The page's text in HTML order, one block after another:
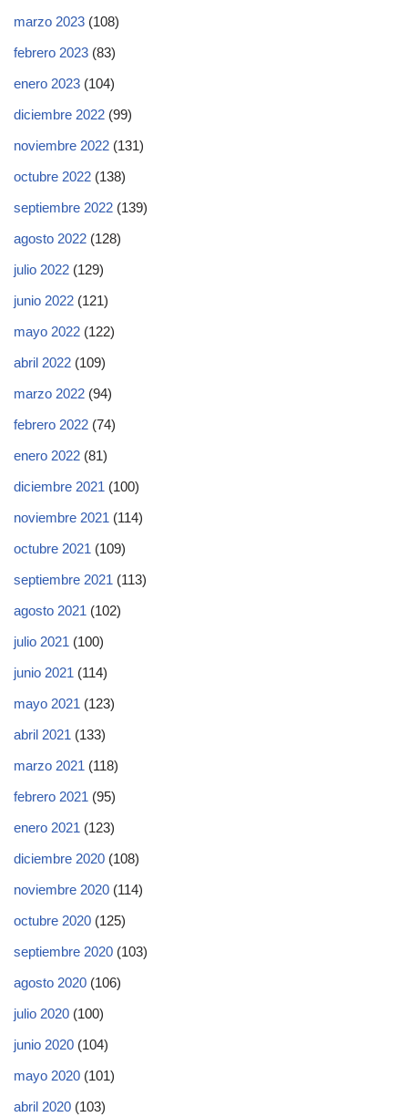
marzo 2023 (108)
febrero 2023 (83)
enero 2023 (104)
diciembre 2022 (99)
noviembre 2022 (131)
octubre 2022 (138)
septiembre 2022 (139)
agosto 2022 (128)
julio 2022 (129)
junio 2022 (121)
mayo 2022 (122)
abril 2022 (109)
marzo 2022 (94)
febrero 2022 (74)
enero 2022 (81)
diciembre 2021 (100)
noviembre 2021 (114)
octubre 2021 (109)
septiembre 2021 (113)
agosto 2021 (102)
julio 2021 (100)
junio 2021 (114)
mayo 2021 (123)
abril 2021 (133)
marzo 2021 (118)
febrero 2021 (95)
enero 2021 (123)
diciembre 2020 (108)
noviembre 2020 (114)
octubre 2020 (125)
septiembre 2020 (103)
agosto 2020 (106)
julio 2020 (100)
junio 2020 (104)
mayo 2020 (101)
abril 2020 (103)